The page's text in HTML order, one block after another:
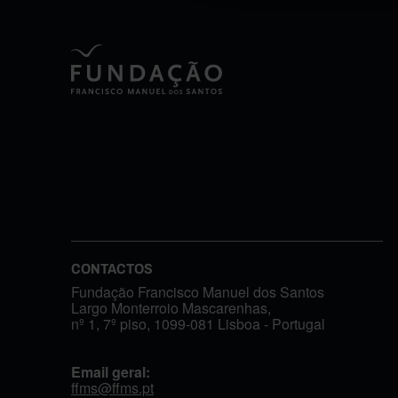
CONTACTOS
Fundação Francisco Manuel dos Santos
Largo Monterroio Mascarenhas,
nº 1, 7º piso, 1099-081 Lisboa - Portugal
Email geral:
ffms@ffms.pt